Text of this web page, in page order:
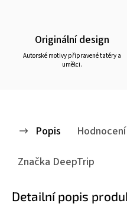
Originální design
Autorské motivy připravené tatéry a
umělci.
Popis Hodnocení
Značka DeepTrip
Detailní popis